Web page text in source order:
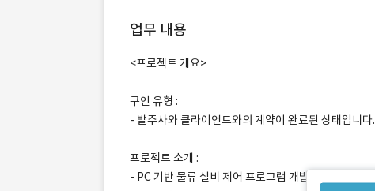
업무 내용
<프로젝트 개요>
구인 유형 :
- 발주사와 클라이언트와의 계약이 완료된 상태입니다.
프로젝트 소개 :
- PC 기반 물류 설비 제어 프로그램 개발